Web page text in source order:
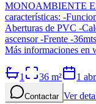
MONOAMBIENTE
características: -
Aberturas de PVC -
ascensor -Frente -
Más informaciones en
1 36 m² 1
Contactar Ver